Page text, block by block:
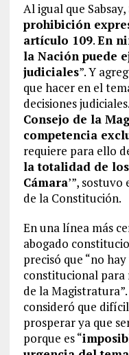
Al igual que
prohibición
artículo 109.En
la Nación puede
judiciales”. Y
que hacer en el
decisiones judiciales.
Consejo de la
competencia
requiere para ello
la totalidad de
Cámara’”,
de la Constitución.
En una línea más
abogado
precisó que “no
constitucional para
de la
consideró que
prosperar ya que
porque es “